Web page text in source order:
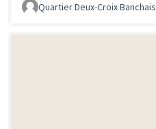
Quartier Deux-Croix Banchais